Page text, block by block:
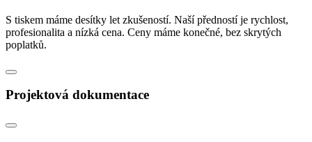
S tiskem máme desítky let zkušeností. Naší předností je rychlost,
profesionalita a nízká cena. Ceny máme konečné, bez skrytých
poplatků.
Projektová dokumentace